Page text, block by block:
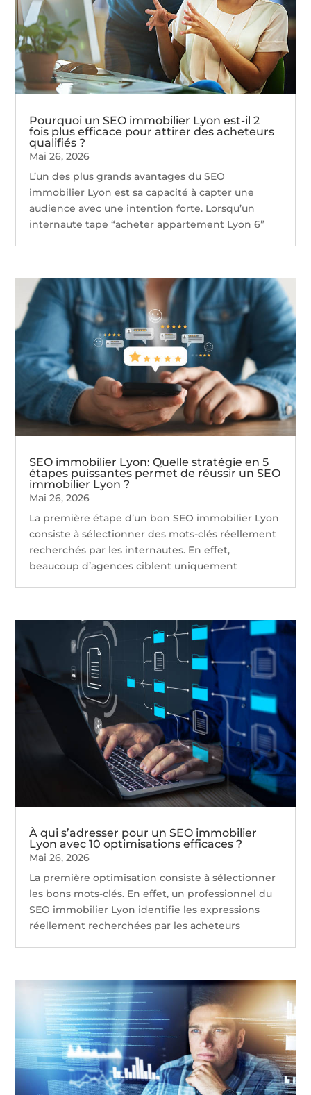
Pourquoi un SEO immobilier Lyon est-il 2
fois plus efficace pour attirer des acheteurs
qualifiés ?
Mai 26, 2026
L’un des plus grands avantages du SEO
immobilier Lyon est sa capacité à capter une
audience avec une intention forte. Lorsqu’un
internaute tape “acheter appartement Lyon 6”
SEO immobilier Lyon: Quelle stratégie en 5
étapes puissantes permet de réussir un SEO
immobilier Lyon ?
Mai 26, 2026
La première étape d’un bon SEO immobilier Lyon
consiste à sélectionner des mots-clés réellement
recherchés par les internautes. En effet,
beaucoup d’agences ciblent uniquement
À qui s’adresser pour un SEO immobilier
Lyon avec 10 optimisations efficaces ?
Mai 26, 2026
La première optimisation consiste à sélectionner
les bons mots-clés. En effet, un professionnel du
SEO immobilier Lyon identifie les expressions
réellement recherchées par les acheteurs